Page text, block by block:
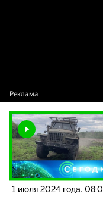
1 июля 2024 года.